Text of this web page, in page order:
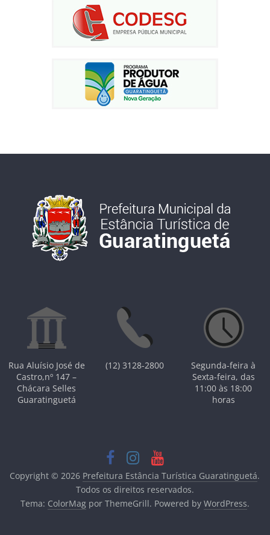
Rua Aluísio José de
Castro,nº 147 –
Chácara Selles
Guaratinguetá
(12) 3128-2800
Segunda-feira à
Sexta-feira, das
11:00 às 18:00
horas
Copyright © 2026 Prefeitura Estância Turística Guaratinguetá.
Todos os direitos reservados.
Tema: ColorMagpor ThemeGrill. Powered by WordPress.